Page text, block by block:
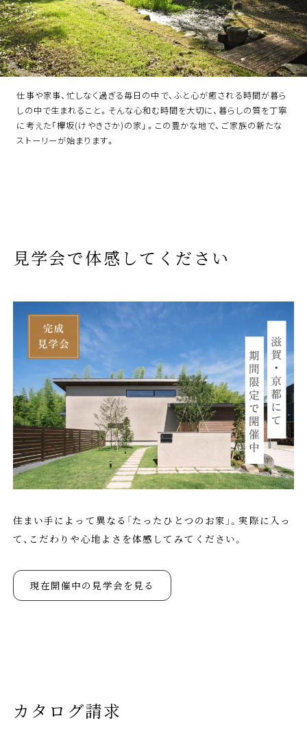
仕事や家事、忙しなく過ぎる毎日の中で、ふと心が癒される時間が暮ら
しの中で生まれること。そんな心和む時間を大切に、暮らしの質を丁寧
に考えた「欅坂(けやきさか)の家」。この豊かな地で、ご家族の新たな
ストーリーが始まります。
見学会で体感してください
住まい手によって異なる「たったひとつのお家」。実際に入っ
て、こだわりや心地よさを体感してみてください。
現在開催中の見学会を見る
カタログ請求